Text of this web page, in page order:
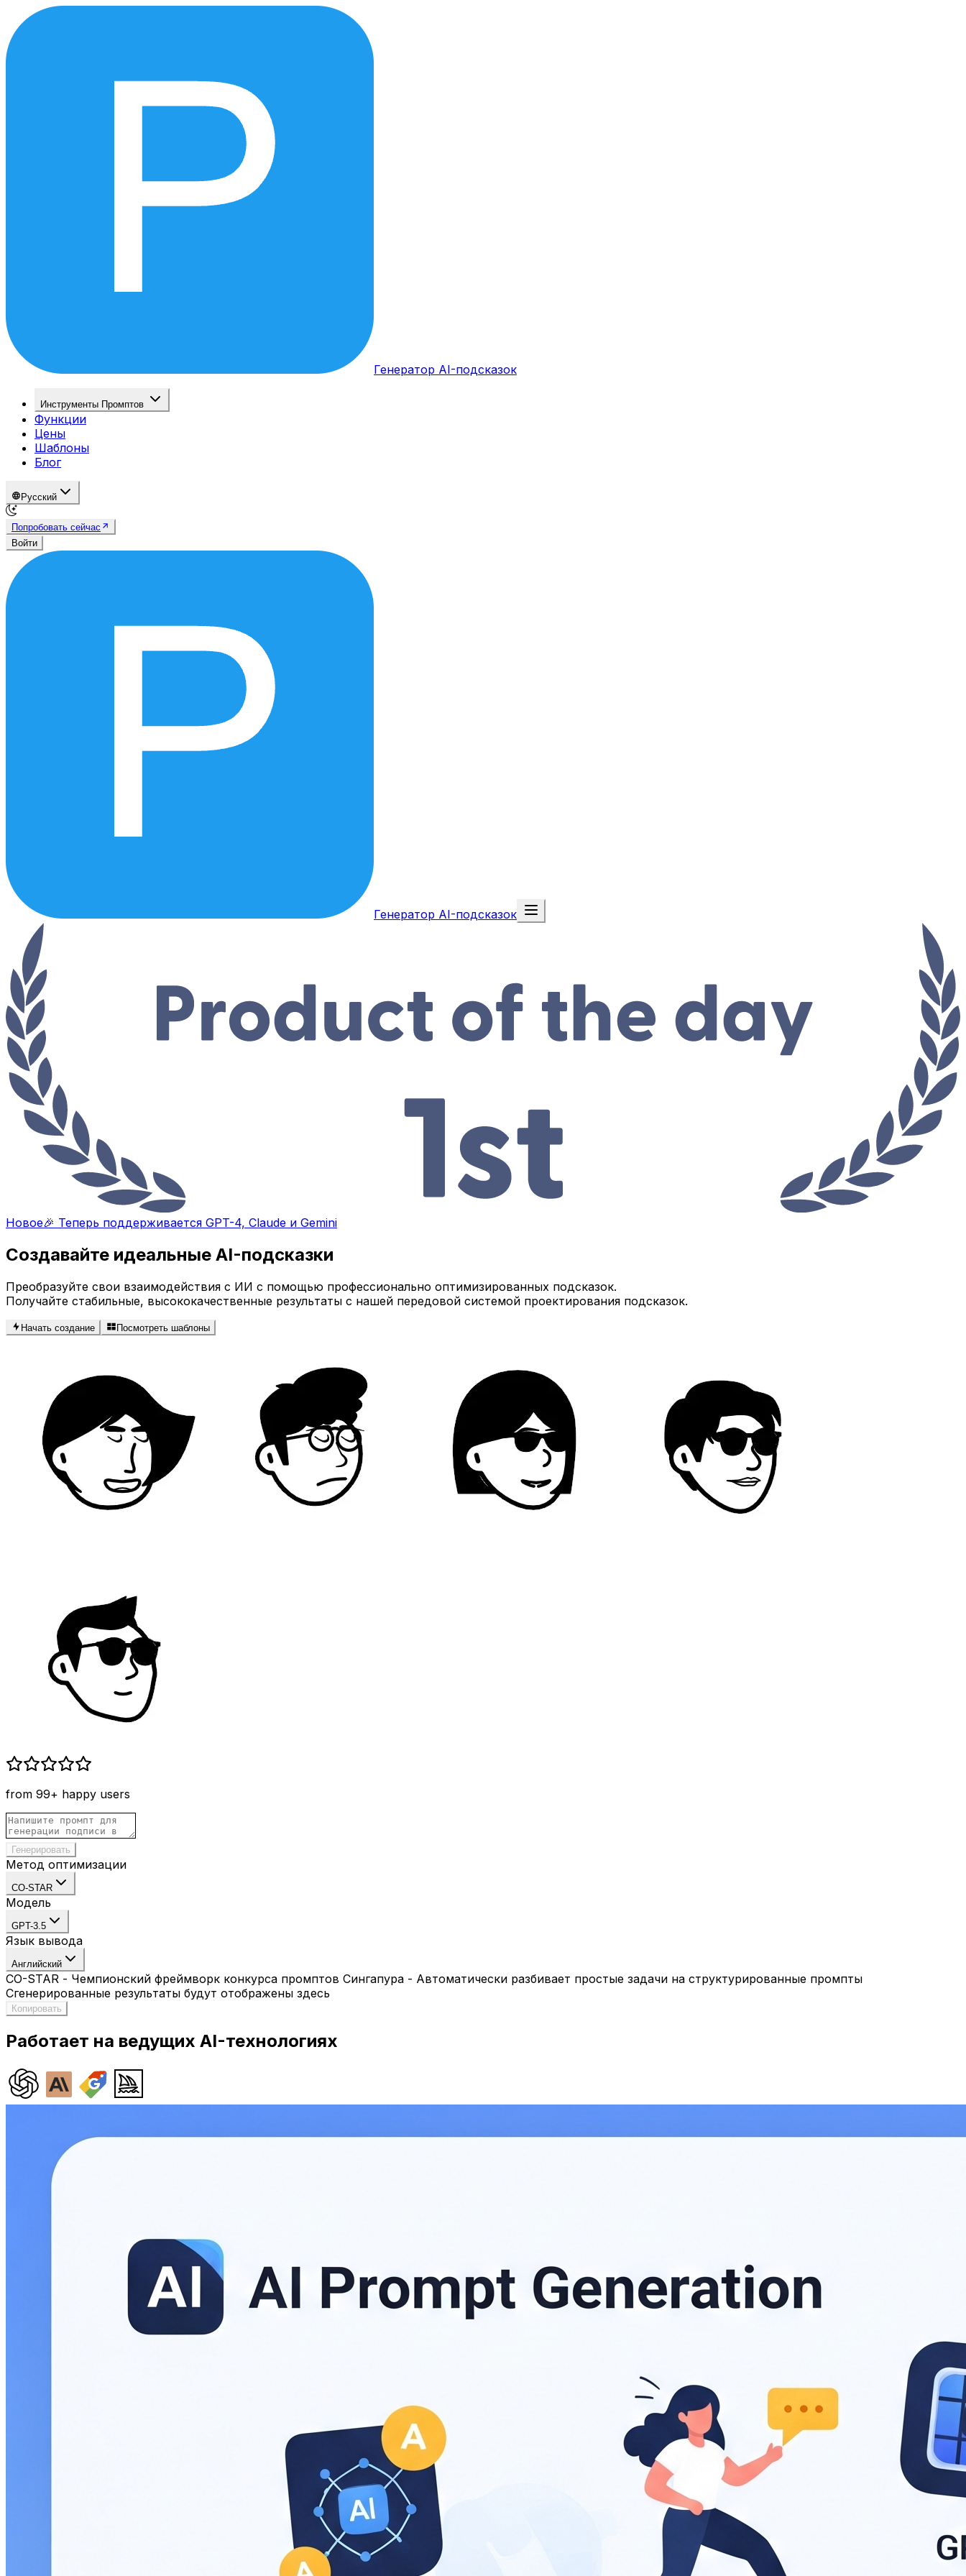
Генератор AI-подсказок
Инструменты Промптов
Функции
Цены
Шаблоны
Блог
Русский
Попробовать сейчас
Войти
Генератор AI-подсказок
Новое🎉 Теперь поддерживается GPT-4, Claude и Gemini
Создавайте идеальные AI-подсказки
Преобразуйте свои взаимодействия с ИИ с помощью профессионально оптимизированных подсказок.
Получайте стабильные, высококачественные результаты с нашей передовой системой проектирования подсказок.
Начать создание Посмотреть шаблоны
from 99+ happy users
Генерировать
Метод оптимизации
CO-STAR
Модель
GPT-3.5
Язык вывода
Английский
CO-STAR - Чемпионский фреймворк конкурса промптов Сингапура - Автоматически разбивает простые задачи на структурированные промпты
Сгенерированные результаты будут отображены здесь
Копировать
Работает на ведущих AI-технологиях